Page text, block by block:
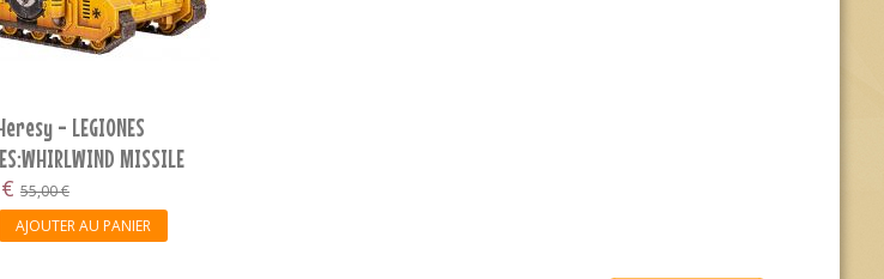
- LEGIONES
MISSILE
55,00 €
AJOUTER AU PANIER